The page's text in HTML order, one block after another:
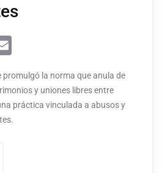
promulgó la norma que anula de
y uniones libres entre
práctica vinculada a abusos y